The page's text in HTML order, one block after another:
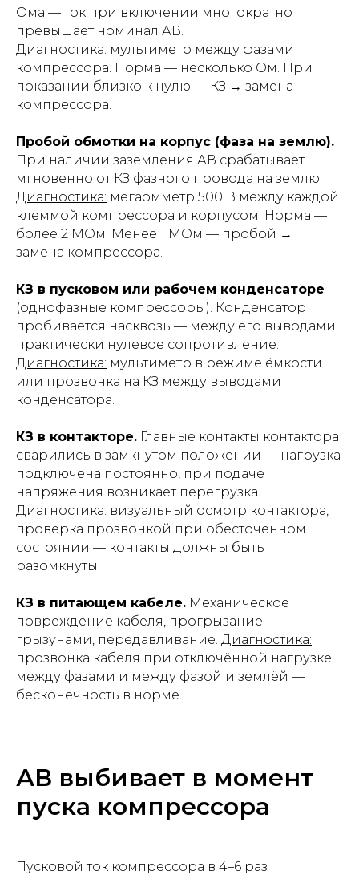
Ома — ток при включении многократно
превышает номинал АВ.
Диагностика: мультиметр между фазами
компрессора. Норма — несколько Ом. При
показании близко к нулю — КЗ → замена
компрессора.
Пробой обмотки на корпус (фаза на землю).
При наличии заземления АВ срабатывает
мгновенно от КЗ фазного провода на землю.
Диагностика: мегаомметр 500 В между каждой
клеммой компрессора и корпусом. Норма —
более 2 МОм. Менее 1 МОм — пробой →
замена компрессора.
КЗ в пусковом или рабочем конденсаторе
(однофазные компрессоры). Конденсатор
пробивается насквозь — между его выводами
практически нулевое сопротивление.
Диагностика: мультиметр в режиме ёмкости
или прозвонка на КЗ между выводами
конденсатора.
КЗ в контакторе. Главные контакты контактора
сварились в замкнутом положении — нагрузка
подключена постоянно, при подаче
напряжения возникает перегрузка.
Диагностика: визуальный осмотр контактора,
проверка прозвонкой при обесточенном
состоянии — контакты должны быть
разомкнуты.
КЗ в питающем кабеле. Механическое
повреждение кабеля, прогрызание
грызунами, передавливание. Диагностика:
прозвонка кабеля при отключённой нагрузке:
между фазами и между фазой и землёй —
бесконечность в норме.
АВ выбивает в момент
пуска компрессора
Пусковой ток компрессора в 4–6 раз